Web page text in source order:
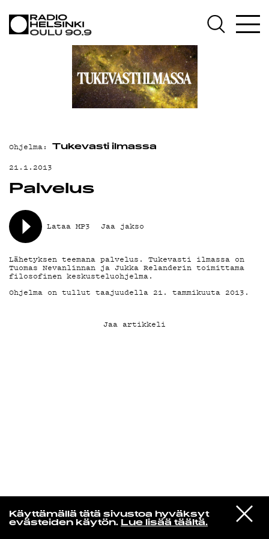
Käyttämällä tätä sivustoa hyväksyt
evästeiden käytön. Lue lisää täältä.
VIESTI
STUDIOON
Glen Hansard
Leave a Light
AJANKOHTAISTA
OHJELMAT
TEKIJÄT
ON-DEMAND
MAINOSTA
YHTEYSTIEDOT
G LIVELAB
YSTÄVÄKLUBI
TIETOSUOJA
KIRJAUDU SISÄÄN
Ohjelma: Tukevasti ilmassa
21.1.2013
Palvelus
Lataa MP3 Jaa jakso
Lähetyksen teemana palvelus. Tukevasti ilmassa on
Tuomas Nevanlinnan ja Jukka Relanderin toimittama
filosofinen keskusteluohjelma.
Ohjelma on tullut taajuudella 21. tammikuuta 2013.
Jaa artikkeli